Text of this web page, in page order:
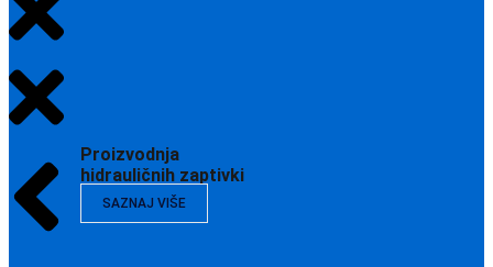
Proizvodnja
hidrauličnih zaptivki
SAZNAJ VIŠE